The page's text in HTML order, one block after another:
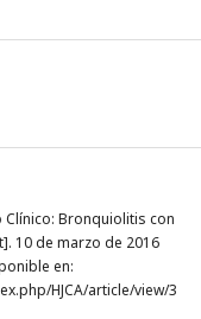
Clínico: Bronquiolitis con
10 de marzo de 2016
en:
HJCA/article/view/3